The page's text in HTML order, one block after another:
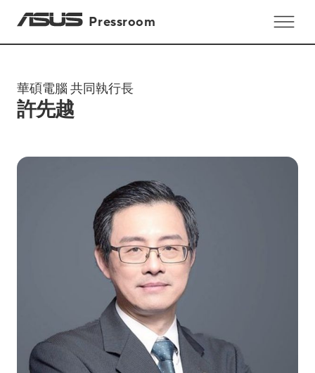
Pressroom
華碩電腦 共同執行長
許先越